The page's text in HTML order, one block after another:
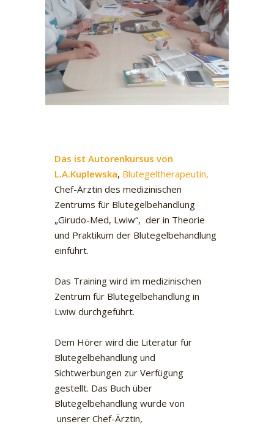
Das ist Autorenkursus von
L.A.Kuplewska, Blutegeltherapeutin,
Chef-Ärztin des medizinischen
Zentrums für Blutegelbehandlung
„Girudo-Med, Lwiw“, der in Theorie
und Praktikum der Blutegelbehandlung
einführt.
Das Training wird im medizinischen
Zentrum für Blutegelbehandlung in
Lwiw durchgeführt.
Dem Hörer wird die Literatur für
Blutegelbehandlung und
Sichtwerbungen zur Verfügung
gestellt. Das Buch über
Blutegelbehandlung wurde von
unserer Chef-Ärztin,